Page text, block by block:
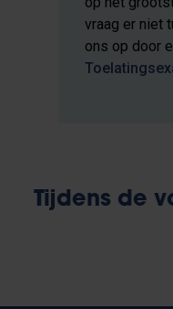
vraag er niet
ons op door
Tijdens de